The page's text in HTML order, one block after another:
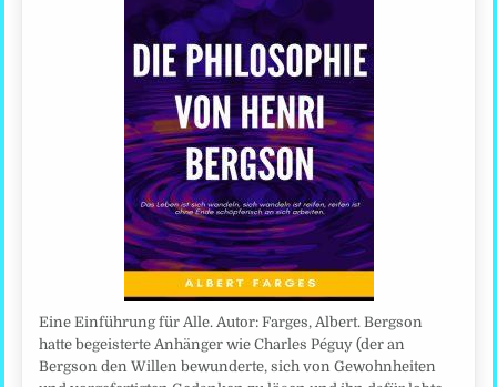
Eine Einführung für Alle. Autor: Farges, Albert. Bergson
hatte begeisterte Anhänger wie Charles Péguy (der an
Bergson den Willen bewunderte, sich von Gewohnheiten